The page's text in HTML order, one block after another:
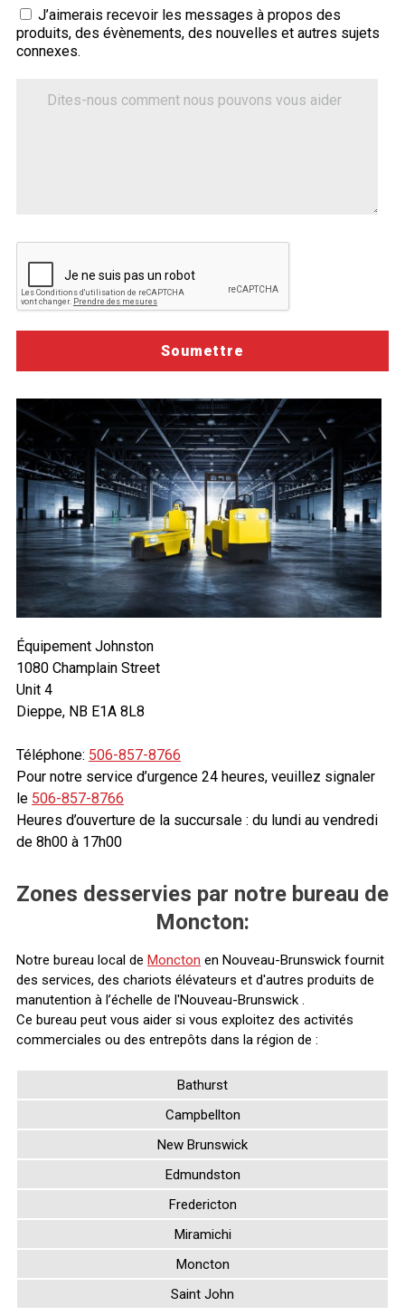
Sitecore.Globalization.Translate.Text("contact-
tell-
us-
J’aimerais recevoir les messages à propos des
produits, des évènements, des nouvelles et autres sujets
connexes.
Équipement Johnston
1080 Champlain Street
Unit 4
Dieppe, NB E1A 8L8
Téléphone: 506-857-8766
Pour notre service d’urgence 24 heures, veuillez signaler
le 506-857-8766
Heures d’ouverture de la succursale : du lundi au vendredi
de 8h00 à 17h00
Zones desservies par notre bureau de
Moncton:
Notre bureau local de Moncton en Nouveau-Brunswick fournit
des services, des chariots élévateurs et d'autres produits de
manutention à l’échelle de l'Nouveau-Brunswick .
Ce bureau peut vous aider si vous exploitez des activités
commerciales ou des entrepôts dans la région de :
Bathurst
Campbellton
New Brunswick
Edmundston
Fredericton
Miramichi
Moncton
Saint John